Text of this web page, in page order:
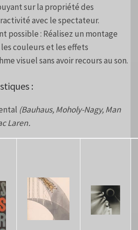
sur la propriété des
avec le spectateur.
possible : Réalisez un montage
couleurs et les effets
visuel sans avoir recours au son.
:
(Bauhaus, Moholy-Nagy, Man
Laren.